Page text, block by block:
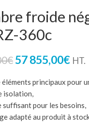
froide
360c
€ 57 855,00€ HT.
éléments principaux pour
isolation,
suffisant pour les besoins,
adapté au produit à